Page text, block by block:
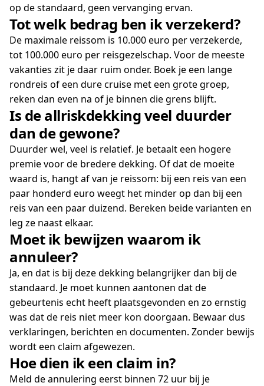
op de standaard, geen vervanging ervan.
Tot welk bedrag ben ik verzekerd?
De maximale reissom is 10.000 euro per verzekerde,
tot 100.000 euro per reisgezelschap. Voor de meeste
vakanties zit je daar ruim onder. Boek je een lange
rondreis of een dure cruise met een grote groep,
reken dan even na of je binnen die grens blijft.
Is de allriskdekking veel duurder
dan de gewone?
Duurder wel, veel is relatief. Je betaalt een hogere
premie voor de bredere dekking. Of dat de moeite
waard is, hangt af van je reissom: bij een reis van een
paar honderd euro weegt het minder op dan bij een
reis van een paar duizend. Bereken beide varianten en
leg ze naast elkaar.
Moet ik bewijzen waarom ik
annuleer?
Ja, en dat is bij deze dekking belangrijker dan bij de
standaard. Je moet kunnen aantonen dat de
gebeurtenis echt heeft plaatsgevonden en zo ernstig
was dat de reis niet meer kon doorgaan. Bewaar dus
verklaringen, berichten en documenten. Zonder bewijs
wordt een claim afgewezen.
Hoe dien ik een claim in?
Meld de annulering eerst binnen 72 uur bij je